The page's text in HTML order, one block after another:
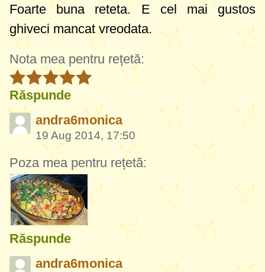
Foarte buna reteta. E cel mai gustos
ghiveci mancat vreodata.
Nota mea pentru rețetă:
Răspunde
andra6monica
19 Aug 2014, 17:50
Poza mea pentru rețetă:
Răspunde
andra6monica